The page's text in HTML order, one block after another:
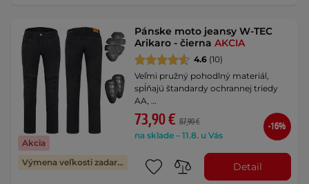
Akcia
Výmena veľkosti zadarmo
Pánske moto jeansy W-TEC
Arikaro - čiernaAKCIA
4.6 (10)
Veľmi pružný pohodlný materiál,
spĺňajú štandardy ochrannej triedy
AA, …
73,90 € 87,90 €
na sklade – 11.8. u Vás
-16%
Detail